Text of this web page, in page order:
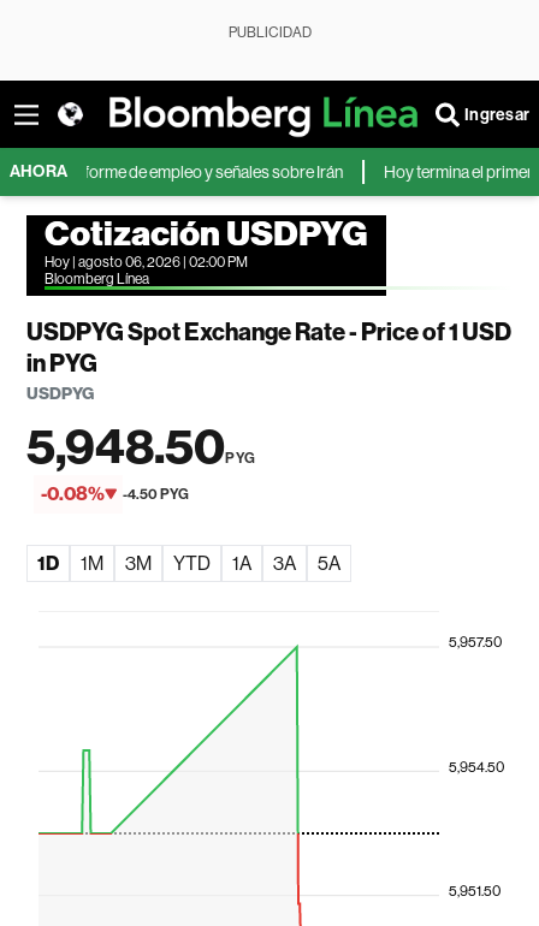
PUBLICIDAD
Ingresar
AHORAde empleo y señales sobre Irán Hoy termina el primer bloqueo
Cotización USDPYG
Hoy | agosto 06, 2026 | 02:00 PM
Bloomberg Línea
USDPYG Spot Exchange Rate - Price of 1 USD
in PYG
USDPYG
5,948.50PYG
-0.08% -4.50 PYG
1D 1M 3M YTD 1A 3A 5A
5,951.50
5,954.50
5,957.50